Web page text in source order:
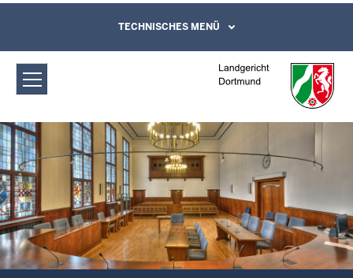
Landgericht Dortmund:
Sitzungstermine
Direkt zum Inhalt
Leichte Sprache, Gebärdensprachenvideo
und Kontaktformular
TECHNISCHES MENÜ